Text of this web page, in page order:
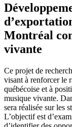
Montréal
vivante
Ce projet de
visant à renforcer le
québécoise et à
musique vivante.
sera réalisée sur les
L’objectif est